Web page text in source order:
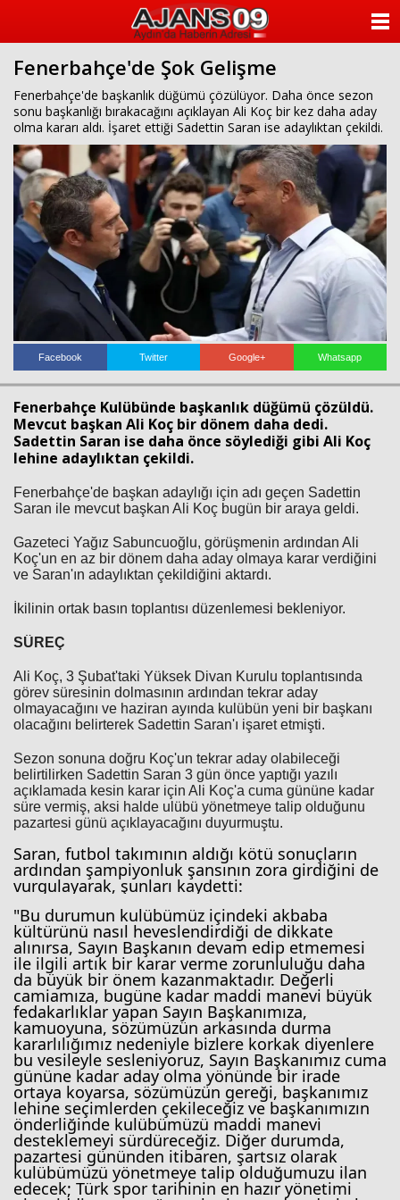
Fenerbahçe'de Şok Gelişme
Fenerbahçe'de başkanlık düğümü çözülüyor. Daha önce sezon
sonu başkanlığı bırakacağını açıklayan Ali Koç bir kez daha aday
olma kararı aldı. İşaret ettiği Sadettin Saran ise adaylıktan çekildi.
Facebook Twitter Google+ Whatsapp
Fenerbahçe Kulübünde başkanlık düğümü çözüldü.
Mevcut başkan Ali Koç bir dönem daha dedi.
Sadettin Saran ise daha önce söylediği gibi Ali Koç
lehine adaylıktan çekildi.
Fenerbahçe'de başkan adaylığı için adı geçen Sadettin
Saran ile mevcut başkan Ali Koç bugün bir araya geldi.
Gazeteci Yağız Sabuncuoğlu, görüşmenin ardından Ali
Koç'un en az bir dönem daha aday olmaya karar verdiğini
ve Saran'ın adaylıktan çekildiğini aktardı.
İkilinin ortak basın toplantısı düzenlemesi bekleniyor.
SÜREÇ
Ali Koç, 3 Şubat'taki Yüksek Divan Kurulu toplantısında
görev süresinin dolmasının ardından tekrar aday
olmayacağını ve haziran ayında kulübün yeni bir başkanı
olacağını belirterek Sadettin Saran'ı işaret etmişti.
Sezon sonuna doğru Koç'un tekrar aday olabileceği
belirtilirken Sadettin Saran 3 gün önce yaptığı yazılı
açıklamada kesin karar için Ali Koç'a cuma gününe kadar
süre vermiş, aksi halde ulübü yönetmeye talip olduğunu
pazartesi günü açıklayacağını duyurmuştu.
Saran, futbol takımının aldığı kötü sonuçların
ardından şampiyonluk şansının zora girdiğini de
vurgulayarak, şunları kaydetti:
"Bu durumun kulübümüz içindeki akbaba
kültürünü nasıl heveslendirdiği de dikkate
alınırsa, Sayın Başkanın devam edip etmemesi
ile ilgili artık bir karar verme zorunluluğu daha
da büyük bir önem kazanmaktadır. Değerli
camiamıza, bugüne kadar maddi manevi büyük
fedakarlıklar yapan Sayın Başkanımıza,
kamuoyuna, sözümüzün arkasında durma
kararlılığımız nedeniyle bizlere korkak diyenlere
bu vesileyle sesleniyoruz, Sayın Başkanımız cuma
gününe kadar aday olma yönünde bir irade
ortaya koyarsa, sözümüzün gereği, başkanımız
lehine seçimlerden çekileceğiz ve başkanımızın
önderliğinde kulübümüzü maddi manevi
desteklemeyi sürdüreceğiz. Diğer durumda,
pazartesi gününden itibaren, şartsız olarak
kulübümüzü yönetmeye talip olduğumuzu ilan
edecek; Türk spor tarihinin en hazır yönetimi
KATEGORİLER
YAZARLAR
ANKETLER
FOTO GALERİ
VİDEO GALERİ
KÜNYE
İLETİŞİM
Haberin Doğru Adresi.